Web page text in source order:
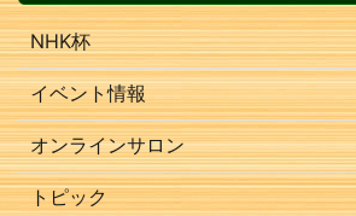
NHK杯
イベント情報
オンラインサロン
トピック